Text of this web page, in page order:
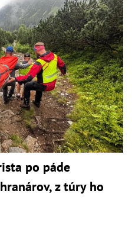
po páde
z túry ho